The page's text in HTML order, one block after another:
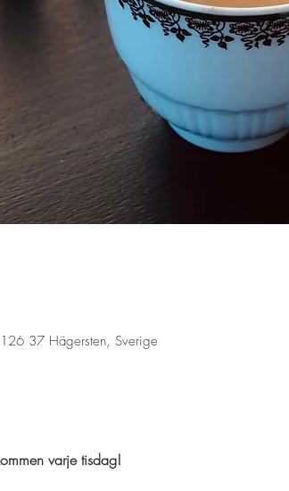
37 Hägersten, Sverige
varje tisdag!